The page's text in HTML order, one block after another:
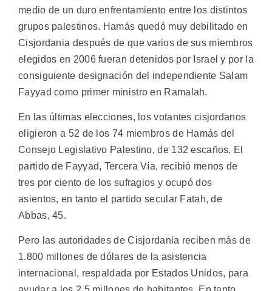
medio de un duro enfrentamiento entre los distintos
grupos palestinos. Hamás quedó muy debilitado en
Cisjordania después de que varios de sus miembros
elegidos en 2006 fueran detenidos por Israel y por la
consiguiente designación del independiente Salam
Fayyad como primer ministro en Ramalah.
En las últimas elecciones, los votantes cisjordanos
eligieron a 52 de los 74 miembros de Hamás del
Consejo Legislativo Palestino, de 132 escaños. El
partido de Fayyad, Tercera Vía, recibió menos de
tres por ciento de los sufragios y ocupó dos
asientos, en tanto el partido secular Fatah, de
Abbas, 45.
Pero las autoridades de Cisjordania reciben más de
1.800 millones de dólares de la asistencia
internacional, respaldada por Estados Unidos, para